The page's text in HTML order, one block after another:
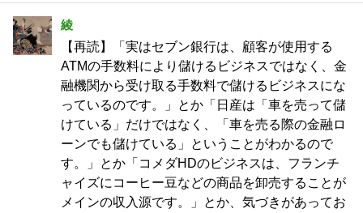
綾
【再読】「実はセブン銀行は、顧客が使用する
ATMの手数料により儲けるビジネスではなく、金
融機関から受け取る手数料で儲けるビジネスにな
っているのです。」とか「日産は「車を売って儲
けている」だけではなく、「車を売る際の金融ロ
ーンでも儲けている」ということがわかるので
す。」とか「コメダHDのビジネスは、フランチ
ャイズにコーヒー豆などの商品を卸売することが
メインの収入源です。」とか、気づきがあってお